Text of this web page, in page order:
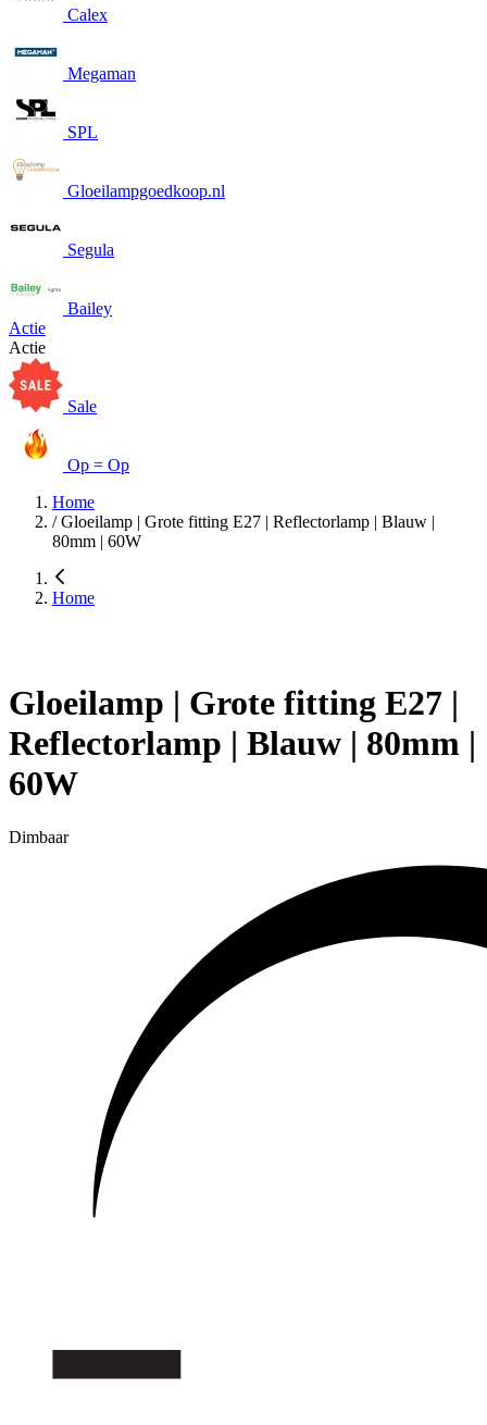
Calex
Megaman
SPL
Gloeilampgoedkoop.nl
Segula
Bailey
Actie
Actie
Sale
Op = Op
Home
/ Gloeilamp | Grote fitting E27 | Reflectorlamp | Blauw |
80mm | 60W
Home
Gloeilamp | Grote fitting E27 |
Reflectorlamp | Blauw | 80mm |
60W
Dimbaar